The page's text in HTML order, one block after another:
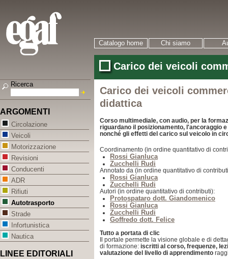
Catalogo home Chi siamo
Carico dei veicoli
Carico dei veicoli
didattica
Corso multimediale, con audio, per la
riguardano il posizionamento, l'ancoraggio
nonché gli effetti del carico sul veicolo in
Coordinamento (in ordine quantitativo di
Rossi Gianluca
Zucchelli Rudi
Annotato da (in ordine quantitativo di
Rossi Gianluca
Zucchelli Rudi
Autori (in ordine quantitativo di contributi):
Protospataro dott. Giandomenico
Rossi Gianluca
Zucchelli Rudi
Goffredo dott. Felice
Tutto a portata di clic
Il portale permette la visione globale e di
di formazione: iscritti al corso, frequenze,
valutazione del livello di apprendimento
Ricerca
ARGOMENTI
Circolazione
Veicoli
Motorizzazione
Revisioni
Conducenti
ADR
Rifiuti
Autotrasporto
Strade
Infortunistica
Nautica
LINEE EDITORIALI